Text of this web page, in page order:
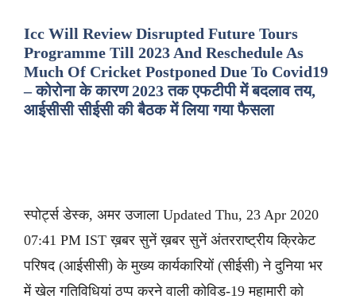
Icc Will Review Disrupted Future Tours
Programme Till 2023 And Reschedule As
Much Of Cricket Postponed Due To Covid19
– कोरोना के कारण 2023 तक एफटीपी में बदलाव तय,
आईसीसी सीईसी की बैठक में लिया गया फैसला
स्पोर्ट्स डेस्क, अमर उजाला Updated Thu, 23 Apr 2020
07:41 PM IST ख़बर सुनें ख़बर सुनें अंतरराष्ट्रीय क्रिकेट
परिषद (आईसीसी) के मुख्य कार्यकारियों (सीईसी) ने दुनिया भर
में खेल गतिविधियां ठप्प करने वाली कोविड-19 महामारी को